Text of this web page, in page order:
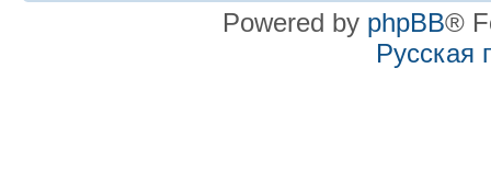
Powered by phpBB®
Русская